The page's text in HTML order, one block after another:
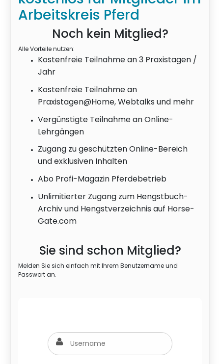
Mediathek
Partner
Account
Arbeitskreis Pferd
Noch kein Mitglied?
Alle Vorteile nutzen:
Kostenfreie Teilnahme an 3 Praxistagen /
Jahr
Kostenfreie Teilnahme an
Praxistagen@Home, Webtalks und mehr
Vergünstigte Teilnahme an Online-
Lehrgängen
Zugang zu geschützten Online-Bereich
und exklusiven Inhalten
Abo Profi-Magazin Pferdebetrieb
Unlimitierter Zugang zum Hengstbuch-
Archiv und Hengstverzeichnis auf Horse-
Gate.com
Sie sind schon Mitglied?
Melden Sie sich einfach mit Ihrem Benutzername und
Passwort an.